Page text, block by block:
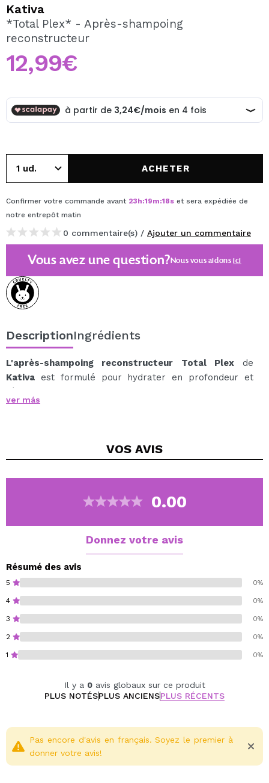
En créant un compte sur Maquibeauty.fr vous pourrez
effectuer vos achats rapidement, vérifier l'état de vos
Kativa
*Total Plex* - Après-shampoing
reconstructeur
12,99€
ACHETER
Confirmer votre commande avant 23h:19m:17s et sera expédiée de
notre entrepôt matin
0 commentaire(s) / Ajouter un commentaire
Vous avez une question?Nous vous aidonsici
DescriptionIngrédients
L'après-shampoing reconstructeur Total Plexde
Kativa est formulé pour hydrater en profondeur et
réparer les liaisons capillaires, redonnant force et
douceur aux cheveux abîmés.
essentielles pour des cheveux sains, forts et soyeux.
ingrédients nanoencapsulés hautement efficaces qui
endommagées et reconstruisent instantanément la
cheveux dès la première utilisation.
Cela facilite le démêlage et le coiffage.
Répare et protège les cheveux abîmés
Renforce la structure capillaire
Elle rend les cheveux plus forts, plus doux et plus
faciles à coiffer.
Sans sulfate.
ver más
VOS AVIS
0.00
Donnez votre avis
Résumé des avis
5 0%
4 0%
3 0%
2 0%
1 0%
Il y a 0avis globaux sur ce produit
PLUS NOTÉSPLUS ANCIENSPLUS RÉCENTS
Pas encore d'avis en français. Soyez le premier à
donner votre avis!